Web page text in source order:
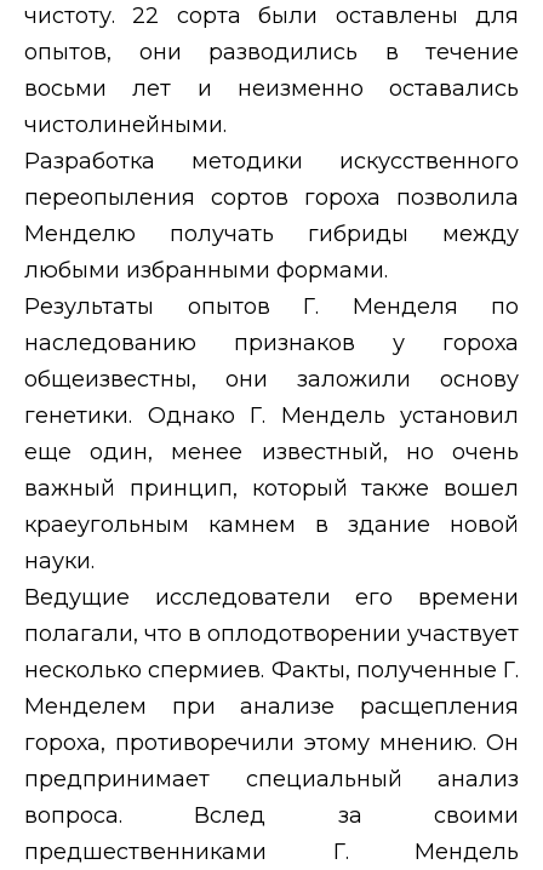
чистоту. 22 сорта были оставлены для
опытов, они разводились в течение
восьми лет и неизменно оставались
чистолинейными.
Разработка методики искусственного
переопыления сортов гороха позволила
Менделю получать гибриды между
любыми избранными формами.
Результаты опытов Г. Менделя по
наследованию признаков у гороха
общеизвестны, они заложили основу
генетики. Однако Г. Мендель установил
еще один, менее известный, но очень
важный принцип, который также вошел
краеугольным камнем в здание новой
науки.
Ведущие исследователи его времени
полагали, что в оплодотворении участвует
несколько спермиев. Факты, полученные Г.
Менделем при анализе расщепления
гороха, противоречили этому мнению. Он
предпринимает специальный анализ
вопроса. Вслед за своими
предшественниками Г. Мендель